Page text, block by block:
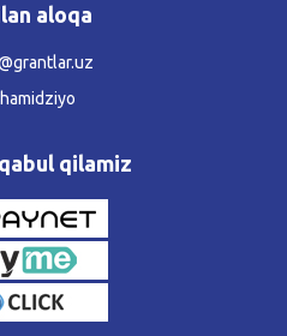
aloqa
qilamiz